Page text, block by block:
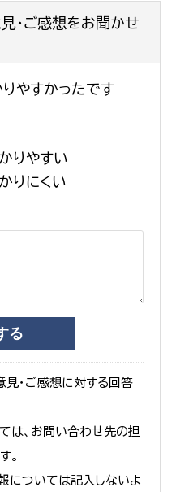
・ご感想をお聞かせ
やすかったです
りやすい
りにくい
・ご感想に対する回答
は、お問い合わせ先の担
。
については記入しないよ